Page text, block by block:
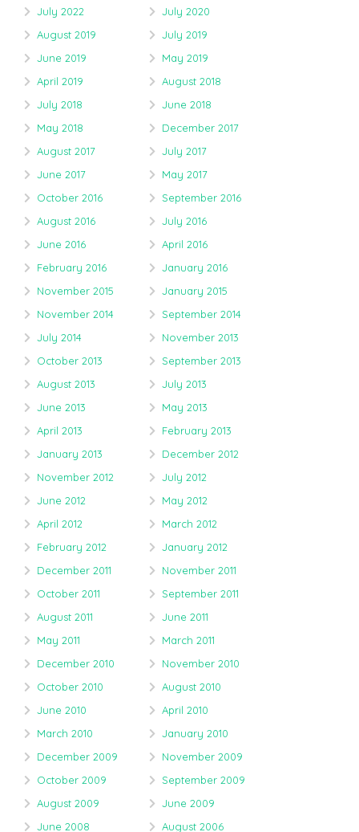
July 2022
July 2020
August 2019
July 2019
June 2019
May 2019
April 2019
August 2018
July 2018
June 2018
May 2018
December 2017
August 2017
July 2017
June 2017
May 2017
October 2016
September 2016
August 2016
July 2016
June 2016
April 2016
February 2016
January 2016
November 2015
January 2015
November 2014
September 2014
July 2014
November 2013
October 2013
September 2013
August 2013
July 2013
June 2013
May 2013
April 2013
February 2013
January 2013
December 2012
November 2012
July 2012
June 2012
May 2012
April 2012
March 2012
February 2012
January 2012
December 2011
November 2011
October 2011
September 2011
August 2011
June 2011
May 2011
March 2011
December 2010
November 2010
October 2010
August 2010
June 2010
April 2010
March 2010
January 2010
December 2009
November 2009
October 2009
September 2009
August 2009
June 2009
June 2008
August 2006